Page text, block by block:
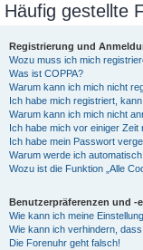
Häufig gestellte
Registrierung und
Wozu muss ich mich
Was ist COPPA?
Warum kann ich mich nicht
Ich habe mich registriert,
Warum kann ich mich nicht
Ich habe mich vor einiger
Ich habe mein Passwort
Warum werde ich
Wozu ist die Funktion „Alle
Benutzerpräferenzen und -
Wie kann ich meine
Wie kann ich verhindern,
Die Forenuhr geht falsch!